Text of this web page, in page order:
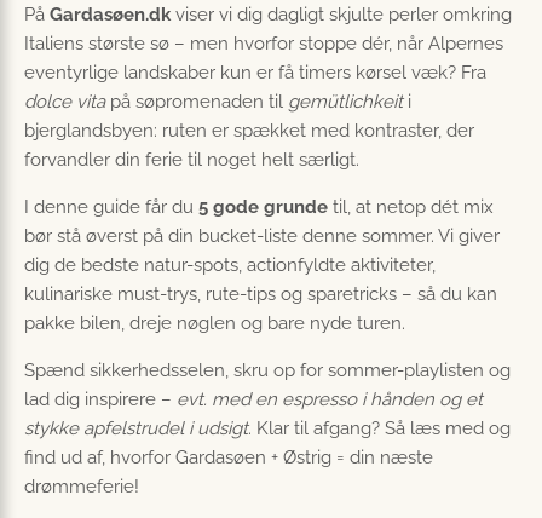
På Gardasøen.dkviser vi dig dagligt skjulte perler omkring
Italiens største sø – men hvorfor stoppe dér, når Alpernes
eventyrlige landskaber kun er få timers kørsel væk? Fra
dolce vitapå søpromenaden til gemütlichkeiti
bjerglandsbyen: ruten er spækket med kontraster, der
forvandler din ferie til noget helt særligt.
I denne guide får du 5 gode grunde til, at netop dét mix
bør stå øverst på din bucket-liste denne sommer. Vi giver
dig de bedste natur-spots, actionfyldte aktiviteter,
kulinariske must-trys, rute-tips og sparetricks – så du kan
pakke bilen, dreje nøglen og bare nyde turen.
Spænd sikkerhedsselen, skru op for sommer-playlisten og
lad dig inspirere – evt. med en espresso i hånden og et
stykke apfelstrudel i udsigt. Klar til afgang? Så læs med og
find ud af, hvorfor Gardasøen + Østrig = din næste
drømmeferie!